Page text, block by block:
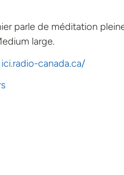
parle de méditation
large.
ici.radio-canada.ca/